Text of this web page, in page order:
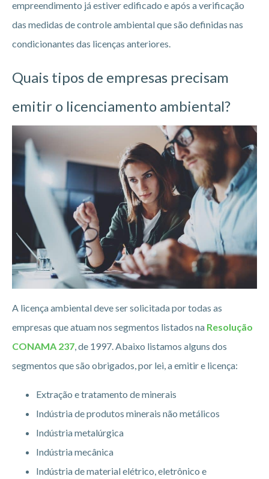
empreendimento já estiver edificado e após a verificação
das medidas de controle ambiental que são definidas nas
condicionantes das licenças anteriores.
Quais tipos de empresas precisam
emitir o licenciamento ambiental?
A licença ambiental deve ser solicitada por todas as
empresas que atuam nos segmentos listados na Resolução
CONAMA 237 , de 1997. Abaixo listamos alguns dos
segmentos que são obrigados, por lei, a emitir e licença:
Extração e tratamento de minerais
Indústria de produtos minerais não metálicos
Indústria metalúrgica
Indústria mecânica
Indústria de material elétrico, eletrônico e